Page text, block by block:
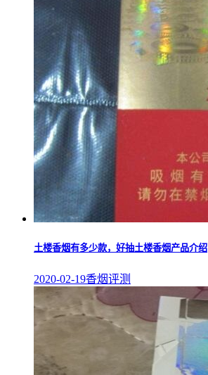
土楼香烟有多少款，好抽土楼香烟产品介绍
2020-02-19香烟评测